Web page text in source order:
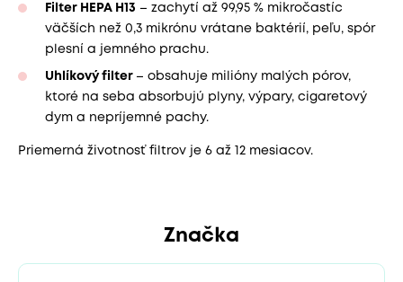
Filter HEPA H13 – zachytí až 99,95 % mikročastíc
väčších než 0,3 mikrónu vrátane baktérií, peľu, spór
plesní a jemného prachu.
Uhlíkový filter – obsahuje milióny malých pórov,
ktoré na seba absorbujú plyny, výpary, cigaretový
dym a nepríjemné pachy.
Priemerná životnosť filtrov je 6 až 12 mesiacov.
Značka